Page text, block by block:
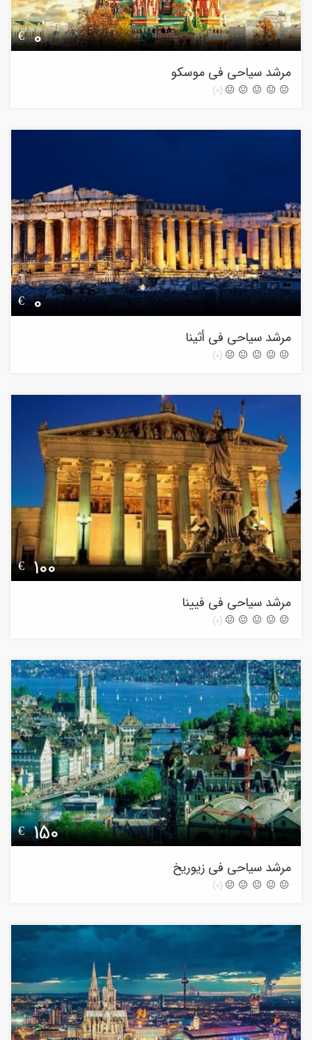
0
€
مرشد سیاحی فی موسکو
(0)
0
€
مرشد سیاحی فی أثینا
(0)
100
€
مرشد سیاحی فی فیینا
(0)
150
€
مرشد سیاحی فی زیوریخ
(0)